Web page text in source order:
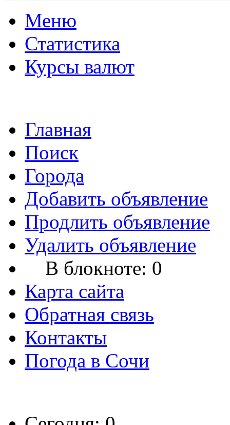
Меню
Статистика
Курсы валют
Главная
Поиск
Города
Добавить объявление
Продлить объявление
Удалить объявление
В блокноте: 0
Карта сайта
Обратная связь
Контакты
Погода в Сочи